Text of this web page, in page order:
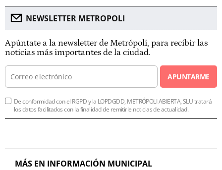
NEWSLETTER METROPOLI
Apúntate a la newsletter de Metrópoli, para recibir las
noticias más importantes de la ciudad.
APUNTARME
De conformidad con el RGPD y la LOPDGDD, METRÓPOLI ABIERTA, SLU tratará
los datos facilitados con la finalidad de remitirle noticias de actualidad.
MÁS EN INFORMACIÓN MUNICIPAL